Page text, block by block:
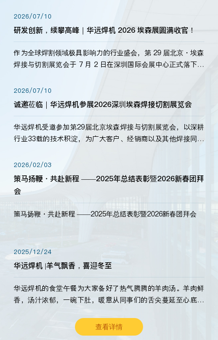
2026/07/10
研发创新，续攀高峰｜华远焊机 2026 埃森展圆满收官！
作为全球焊割领域极具影响力的行业盛会，第 29 届北京・埃森
焊接与切割展览会于 7 月 2 日在深圳国际会展中心正式落下帷
标准，持之以恒研发新产品、新技术。新老客户、行业伙伴、
海内外客户为目睹公司发布的新产…
2026/07/10
诚邀莅临｜华远焊机参展2026深圳埃森焊接切割展览会
华远焊机受邀参加第29届北京埃森焊接与切割展览会，以深耕
行业33载的技术积淀，为广大客户、经销商以及其他焊接同仁
2026/02/03
策马扬鞭・共赴新程 ——2025年总结表彰暨2026新春团拜
会
策马扬鞭・共赴新程 ——2025年总结表彰暨2026新春团拜会
2025/12/24
华远焊机 |羊气飘香，喜迎冬至
华远焊机的食堂午餐为大家备好了热气腾腾的羊肉汤。羊肉鲜
香，汤汁浓郁，一碗下肚，暖意从同事们的舌尖蔓延至心底。
查看详情